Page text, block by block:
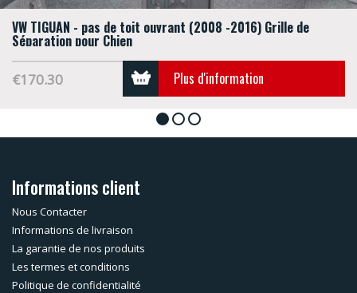
VW TIGUAN - pas de toit ouvrant (2008 -2016) Grille de
Séparation pour Chien
€170.30 Plus d'information
1 2 3
Informations client
Nous Contacter
Informations de livraison
La garantie de nos produits
Les termes et conditions
Politique de confidentialité